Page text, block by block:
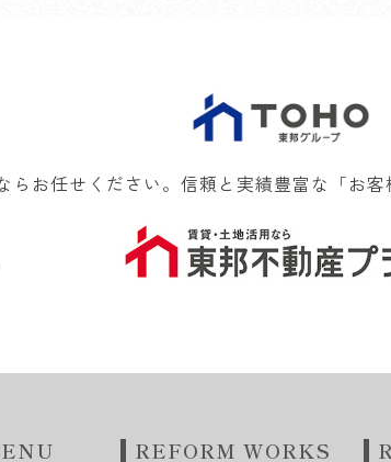
らお任せください。信頼と実績豊富な「お
REFORM WORKS